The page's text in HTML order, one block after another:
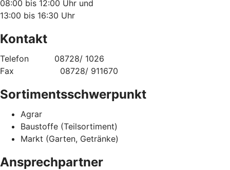
08:00 bis 12:00 Uhr und
13:00 bis 16:30 Uhr
Kontakt
Telefon 08728/ 1026
Fax 08728/ 911670
Sortimentsschwerpunkt
Agrar
Baustoffe (Teilsortiment)
Markt (Garten, Getränke)
Ansprechpartner